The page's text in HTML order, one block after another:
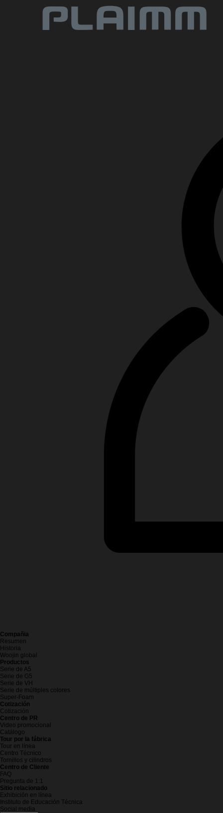
Compañia
Resumen
Historia
Woojin global
Productos
Serie de A5
Serie de G5
Serie de VH
Serie de múltiples colores
Super-Foam
Cotización
Cotización
Centro de PR
Video promocional
Catálogo
Tour por la fábrica
Tour en línea
Centro Técnico
Tornillos y cilindros
Centro de Cliente
FAQ
Pregunta de 1:1
Sitio relacionado
Exhibición en línea
Instituto de Educación Técnica
Social media